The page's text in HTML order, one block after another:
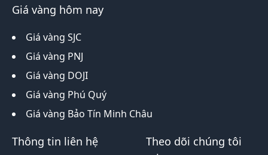
Giá vàng hôm nay
Giá vàng SJC
Giá vàng PNJ
Giá vàng DOJI
Giá vàng Phú Quý
Giá vàng Bảo Tín Minh Châu
Thông tin liên hệ
Theo dõi chúng tôi